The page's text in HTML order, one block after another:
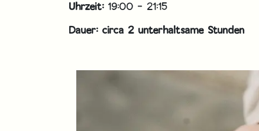
Uhrzeit: 19:00 - 21:15
Dauer: circa 2 unterhaltsame Stunden